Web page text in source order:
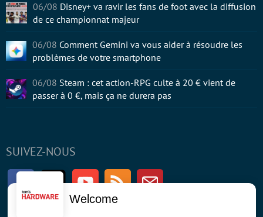
SUIVEZ-NOUS
FacebookTwitter Youtube RSS Newsletter
06/08 Disney+ va ravir les fans de foot avec la diffusion
de ce championnat majeur
06/08 Comment Gemini va vous aider à résoudre les
problèmes de votre smartphone
06/08 Steam : cet action-RPG culte à 20 € vient de
passer à 0 €, mais ça ne durera pas
Welcome